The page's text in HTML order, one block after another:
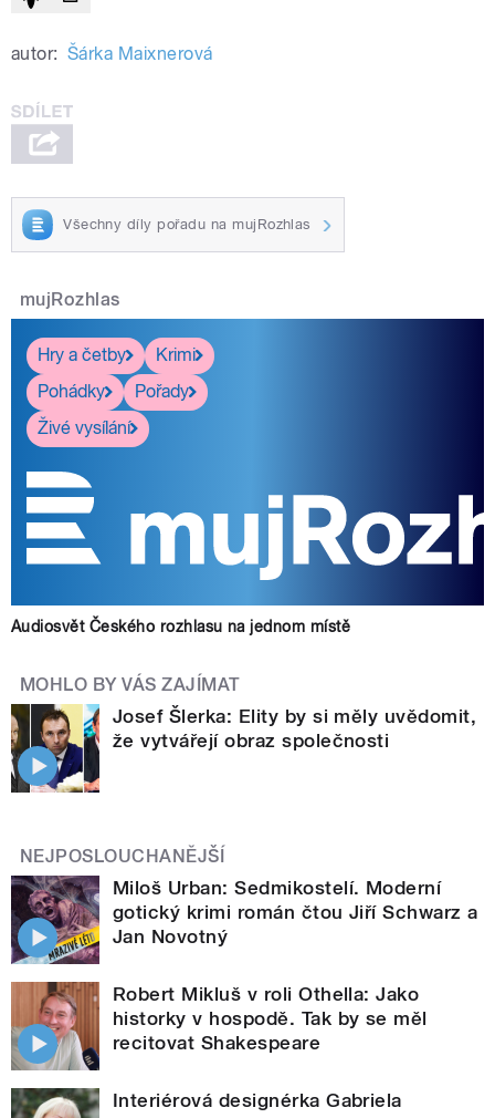
autor: Šárka Maixnerová
Všechny díly pořadu na mujRozhlas
mujRozhlas
Hry a četby
Krimi
Pohádky
Pořady
Živé vysílání
Audiosvět Českého rozhlasu na jednom místě
MOHLO BY VÁS ZAJÍMAT
Josef Šlerka: Elity by si měly uvědomit,
že vytvářejí obraz společnosti
NEJPOSLOUCHANĚJŠÍ
Miloš Urban: Sedmikostelí. Moderní
gotický krimi román čtou Jiří Schwarz a
Jan Novotný
Robert Mikluš v roli Othella: Jako
historky v hospodě. Tak by se měl
recitovat Shakespeare
Interiérová designérka Gabriela